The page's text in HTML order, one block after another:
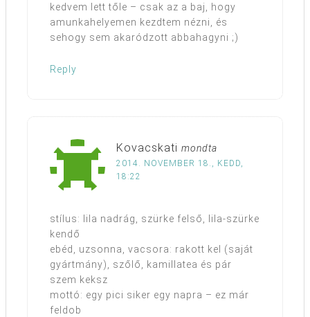
kedvem lett tőle – csak az a baj, hogy
amunkahelyemen kezdtem nézni, és
sehogy sem akaródzott abbahagyni ;)
Reply
Kovacskati mondta
2014. NOVEMBER 18., KEDD,
18:22
stílus: lila nadrág, szürke felső, lila-szürke
kendő
ebéd, uzsonna, vacsora: rakott kel (saját
gyártmány), szőlő, kamillatea és pár
szem keksz
mottó: egy pici siker egy napra – ez már
feldob